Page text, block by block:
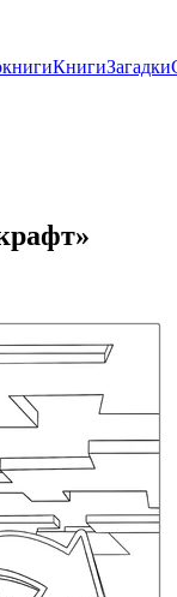
КнигиЗагадки